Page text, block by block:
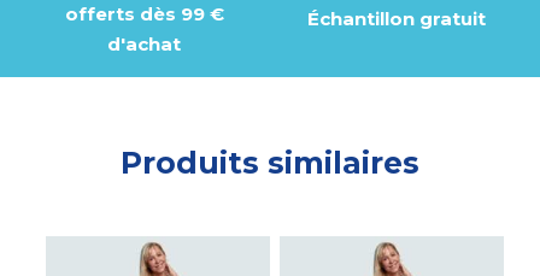
offerts dès 99 €
d'achat
Échantillon gratuit
Produits similaires